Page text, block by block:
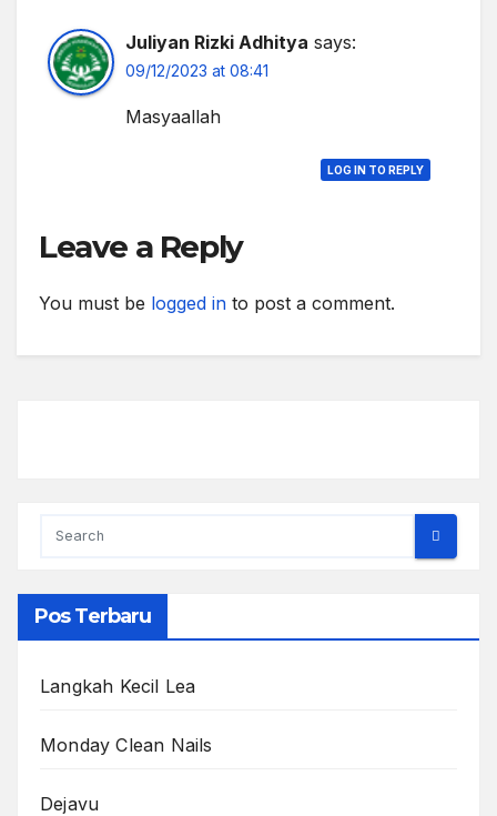
Juliyan Rizki Adhitya says:
09/12/2023 at 08:41
Masyaallah
LOG IN TO REPLY
Leave a Reply
You must be logged in to post a comment.
Pos Terbaru
Langkah Kecil Lea
Monday Clean Nails
Dejavu